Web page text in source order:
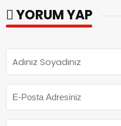
YORUM YAP